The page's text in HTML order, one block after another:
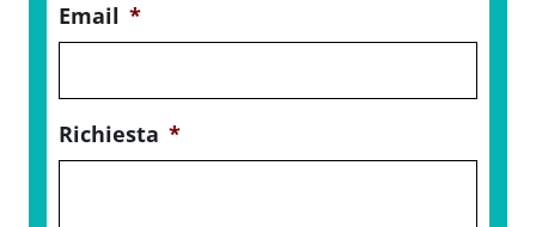
Email *
Richiesta *